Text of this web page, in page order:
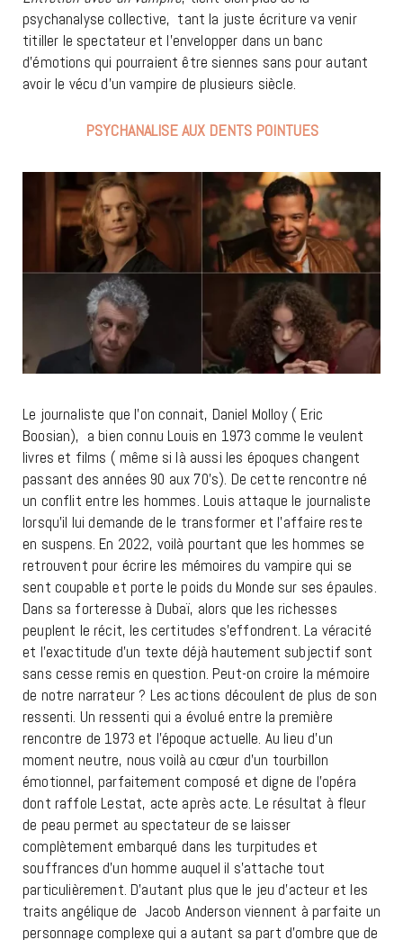
psychanalyse collective, tant la juste écriture va venir
titiller le spectateur et l’envelopper dans un banc
d’émotions qui pourraient être siennes sans pour autant
avoir le vécu d’un vampire de plusieurs siècle.
PSYCHANALISE AUX DENTS POINTUES
Le journaliste que l’on connait, Daniel Molloy ( Eric
Boosian), a bien connu Louis en 1973 comme le veulent
livres et films ( même si là aussi les époques changent
passant des années 90 aux 70’s). De cette rencontre né
un conflit entre les hommes. Louis attaque le journaliste
lorsqu’il lui demande de le transformer et l’affaire reste
en suspens. En 2022, voilà pourtant que les hommes se
retrouvent pour écrire les mémoires du vampire qui se
sent coupable et porte le poids du Monde sur ses épaules.
Dans sa forteresse à Dubaï, alors que les richesses
peuplent le récit, les certitudes s’effondrent. La véracité
et l’exactitude d’un texte déjà hautement subjectif sont
sans cesse remis en question. Peut-on croire la mémoire
de notre narrateur ? Les actions découlent de plus de son
ressenti. Un ressenti qui a évolué entre la première
rencontre de 1973 et l’époque actuelle. Au lieu d’un
moment neutre, nous voilà au cœur d’un tourbillon
émotionnel, parfaitement composé et digne de l’opéra
dont raffole Lestat, acte après acte. Le résultat à fleur
de peau permet au spectateur de se laisser
complètement embarqué dans les turpitudes et
souffrances d’un homme auquel il s’attache tout
particulièrement. D’autant plus que le jeu d’acteur et les
traits angélique de Jacob Anderson viennent à parfaite un
personnage complexe qui a autant sa part d’ombre que de